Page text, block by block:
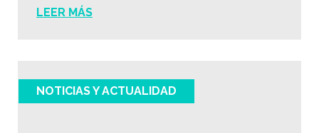
LEER MÁS
NOTICIAS Y ACTUALIDAD